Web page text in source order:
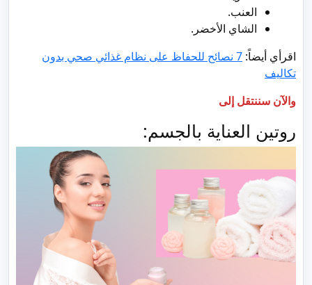
العنب.
الشاي الأخضر.
اقرأي أيضاً:
7 نصائح للحفاظ على نظام غذائي صحي بدون
تكاليف
والآن سننتقل إلى
روتين العناية بالجسم: